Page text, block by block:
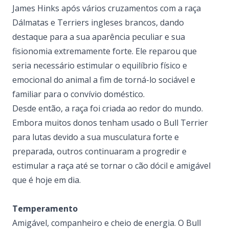
James Hinks após vários cruzamentos com a raça
Dálmatas e Terriers ingleses brancos, dando
destaque para a sua aparência peculiar e sua
fisionomia extremamente forte. Ele reparou que
seria necessário estimular o equilíbrio físico e
emocional do animal a fim de torná-lo sociável e
familiar para o convívio doméstico.
Desde então, a raça foi criada ao redor do mundo.
Embora muitos donos tenham usado o Bull Terrier
para lutas devido a sua musculatura forte e
preparada, outros continuaram a progredir e
estimular a raça até se tornar o cão dócil e amigável
que é hoje em dia.
Temperamento
Amigável, companheiro e cheio de energia. O Bull